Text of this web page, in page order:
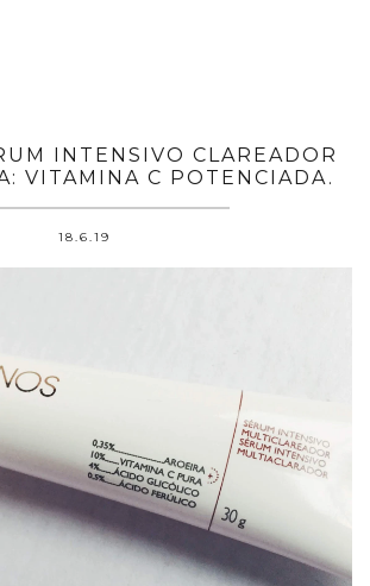
INTENSIVO CLAREADOR
VITAMINA C POTENCIADA.
18.6.19